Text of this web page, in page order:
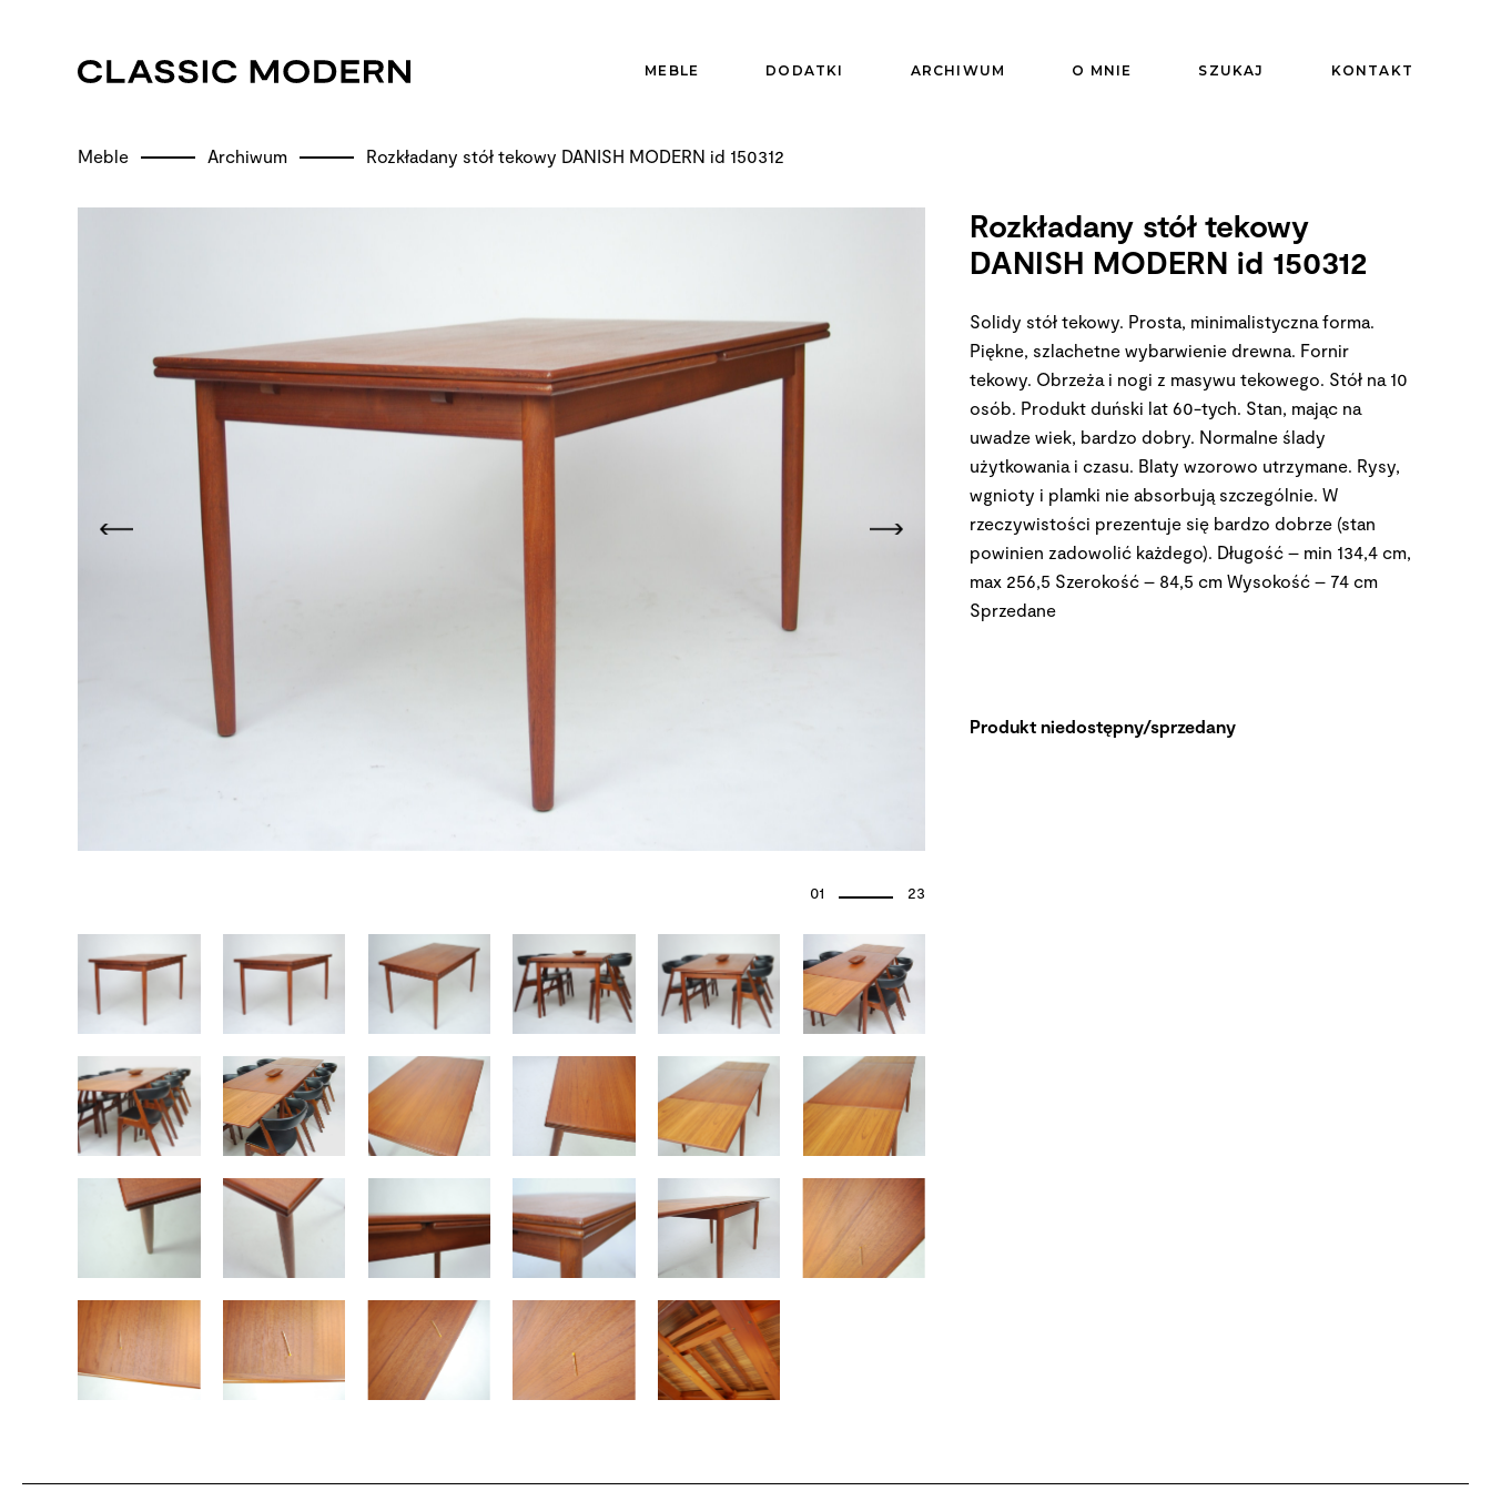
MEBLE DODATKI ARCHIWUM O MNIE SZUKAJ KONTAKT
Meble Archiwum Rozkładany stół tekowy DANISH MODERN id 150312
01 23
Rozkładany stół tekowy
DANISH MODERN id 150312
Solidy stół tekowy. Prosta, minimalistyczna forma.
Piękne, szlachetne wybarwienie drewna. Fornir
tekowy. Obrzeża i nogi z masywu tekowego. Stół na 10
osób. Produkt duński lat 60-tych. Stan, mając na
uwadze wiek, bardzo dobry. Normalne ślady
użytkowania i czasu. Blaty wzorowo utrzymane. Rysy,
wgnioty i plamki nie absorbują szczególnie. W
rzeczywistości prezentuje się bardzo dobrze (stan
powinien zadowolić każdego). Długość – min 134,4 cm,
max 256,5 Szerokość – 84,5 cm Wysokość – 74 cm
Sprzedane
Produkt niedostępny/sprzedany